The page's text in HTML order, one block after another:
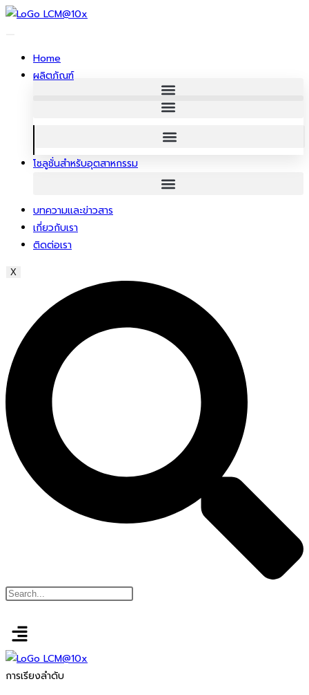
ข้าม
Home
ผลิตภัณฑ์
โซลูชั่นสําหรับอุตสาหกรรม
บทความและข่าวสาร
เกี่ยวกับเรา
ติดต่อเรา
X
การเรียงลำดับ